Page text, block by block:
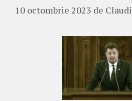
10 octombrie 2023 de